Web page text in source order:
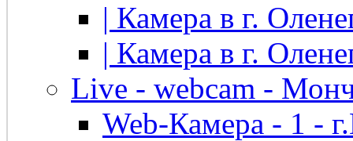
| Камера в г.
| Камера в г.
Live - webcam -
Web-Камера - 1 -